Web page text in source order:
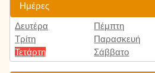
Ημέρες
Δευτέρα
Τρίτη
Τετάρτη
Πέμπτη
Παρασκευή
Σάββατο